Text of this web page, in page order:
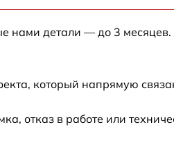
от 60
от 60
нами детали — до 3 месяцев.
который напрямую
отказ в работе или